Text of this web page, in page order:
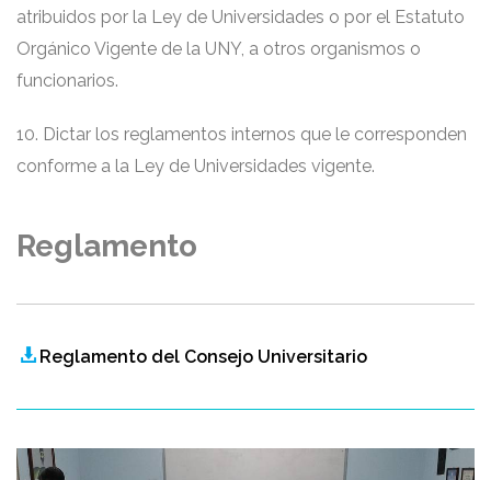
atribuidos por la Ley de Universidades o por el Estatuto
Orgánico Vigente de la UNY, a otros organismos o
funcionarios.
10. Dictar los reglamentos internos que le corresponden
conforme a la Ley de Universidades vigente.
Reglamento
Reglamento del Consejo Universitario